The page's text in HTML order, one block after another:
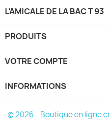
L'AMICALE DE LA BAC T 93
PRODUITS
VOTRE COMPTE
INFORMATIONS
© 2026 - Boutique en ligne